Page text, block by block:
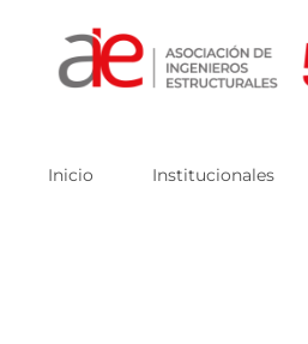
content
Inicio Institucionales